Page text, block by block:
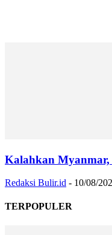
Kalahkan
Redaksi Bulir.id - 10/08/
TERPOPULER